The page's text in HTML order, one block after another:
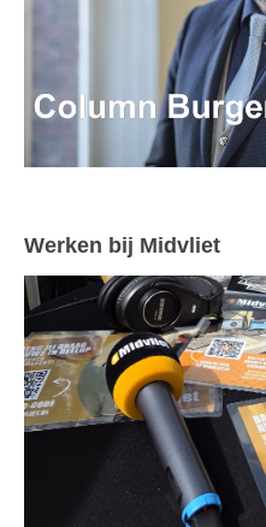
Werken bij Midvliet